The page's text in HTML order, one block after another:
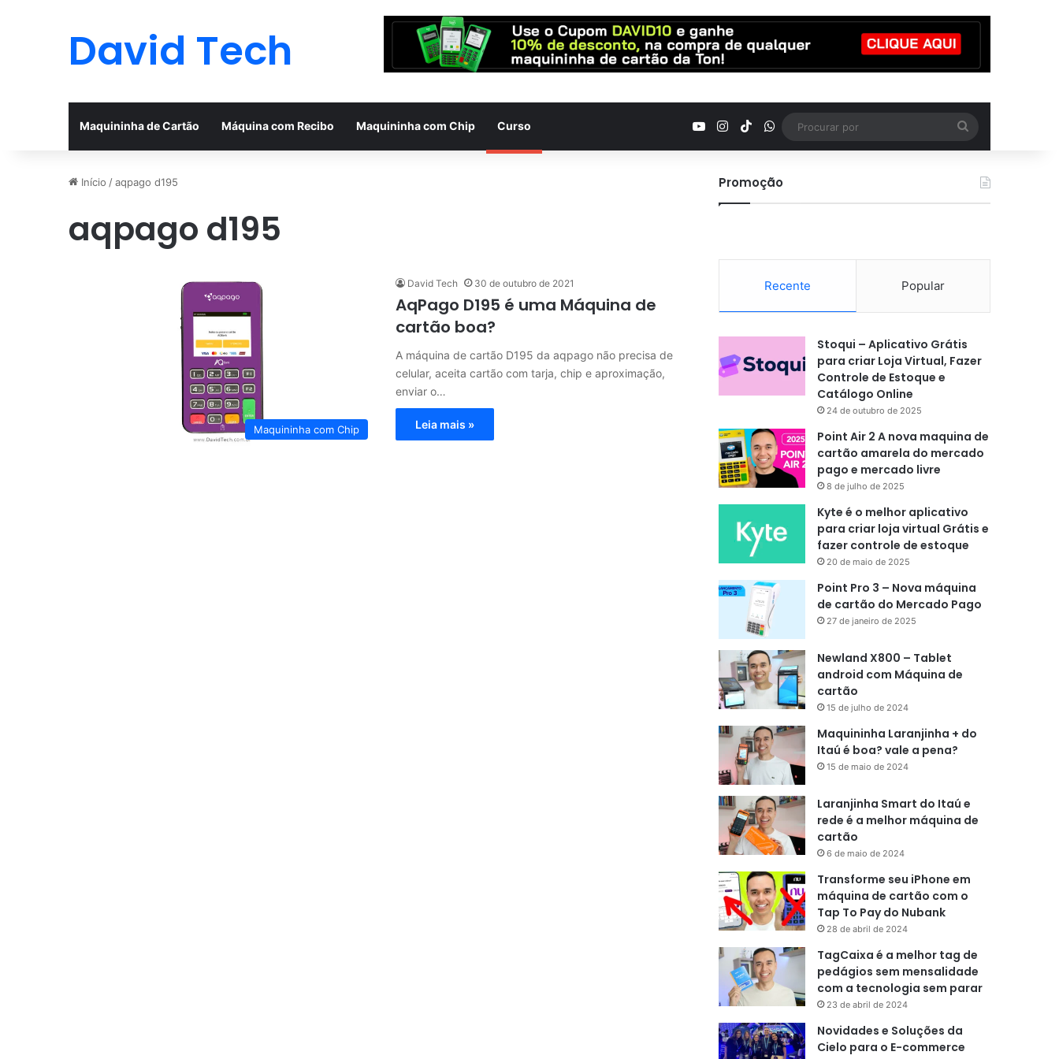
David Tech
Maquininha de Cartão Máquina com Recibo Maquininha com Chip Curso YouTubeInstagram
TikTokWhatsApp
por
Início /aqpago d195
aqpago d195
Maquininha com Chip
David Tech 30 de outubro de 2021
AqPago D195 é uma Máquina de
cartão boa?
A máquina de cartão D195 da aqpago não precisa de
celular, aceita cartão com tarja, chip e aproximação,
enviar o…
Leia mais »
Promoção
Recente Popular
Stoqui – Aplicativo Grátis
para criar Loja Virtual, Fazer
Controle de Estoque e
Catálogo Online
24 de outubro de 2025
Point Air 2 A nova maquina de
cartão amarela do mercado
pago e mercado livre
8 de julho de 2025
Kyte é o melhor aplicativo
para criar loja virtual Grátis e
fazer controle de estoque
20 de maio de 2025
Point Pro 3 – Nova máquina
de cartão do Mercado Pago
27 de janeiro de 2025
Newland X800 – Tablet
android com Máquina de
cartão
15 de julho de 2024
Maquininha Laranjinha + do
Itaú é boa? vale a pena?
15 de maio de 2024
Laranjinha Smart do Itaú e
rede é a melhor máquina de
cartão
6 de maio de 2024
Transforme seu iPhone em
máquina de cartão com o
Tap To Pay do Nubank
28 de abril de 2024
TagCaixa é a melhor tag de
pedágios sem mensalidade
com a tecnologia sem parar
23 de abril de 2024
Novidades e Soluções da
Cielo para o E-commerce